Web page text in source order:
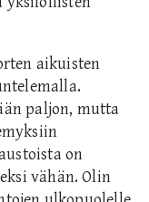
aikuisten
paljon, mutta
on
vähän. Olin